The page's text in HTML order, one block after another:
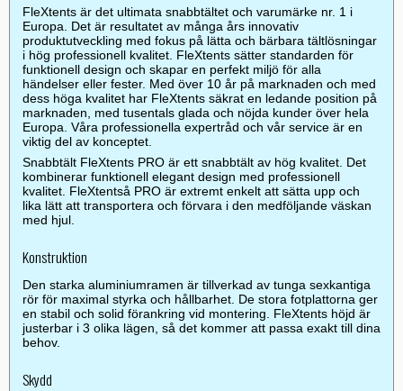
FleXtents är det ultimata snabbtältet och varumärke nr. 1 i
Europa. Det är resultatet av många års innovativ
produktutveckling med fokus på lätta och bärbara tältlösningar
i hög professionell kvalitet. FleXtents sätter standarden för
funktionell design och skapar en perfekt miljö för alla
händelser eller fester. Med över 10 år på marknaden och med
dess höga kvalitet har FleXtents säkrat en ledande position på
marknaden, med tusentals glada och nöjda kunder över hela
Europa. Våra professionella expertråd och vår service är en
viktig del av konceptet.
Snabbtält FleXtents PRO är ett snabbtält av hög kvalitet. Det
kombinerar funktionell elegant design med professionell
kvalitet. FleXtentså PRO är extremt enkelt att sätta upp och
lika lätt att transportera och förvara i den medföljande väskan
med hjul.
Konstruktion
Den starka aluminiumramen är tillverkad av tunga sexkantiga
rör för maximal styrka och hållbarhet. De stora fotplattorna ger
en stabil och solid förankring vid montering. FleXtents höjd är
justerbar i 3 olika lägen, så det kommer att passa exakt till dina
behov.
Skydd